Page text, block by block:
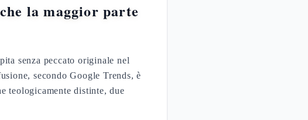
la maggior parte
senza peccato originale nel
secondo Google Trends, è
teologicamente distinte, due